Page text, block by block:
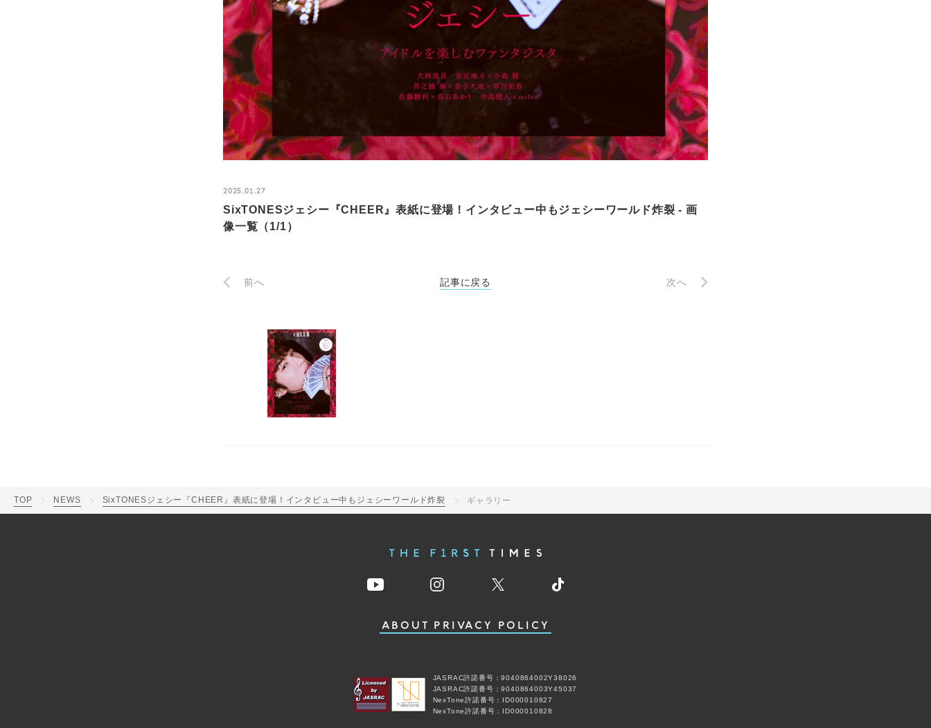
2025.01.27
SixTONESジェシー『CHEER』表紙に登場！インタビュー中もジェシーワールド炸裂 - 画
像一覧（1/1）
前へ 記事に戻る 次へ
TOP NEWS SixTONESジェシー『CHEER』表紙に登場！インタビュー中もジェシーワールド炸裂 ギャラリー
ABOUT PRIVACY POLICY
JASRAC許諾番号：9040864002Y38026
JASRAC許諾番号：9040864003Y45037
NexTone許諾番号：ID000010827
NexTone許諾番号：ID000010828